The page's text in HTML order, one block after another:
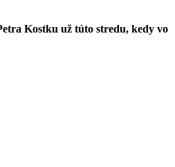
Kostku už túto stredu, kedy vo